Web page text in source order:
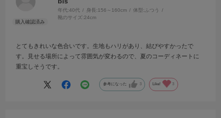
年代:40代 身長:156～160cm 体型: ふつう
靴のサイズ:24cm
とてもきれいな色合いです。生地もハリがあり、結びやすかったで
す。見せる場所によって雰囲気が変わるので、夏のコーディネートに
重宝しそうです。
参考になった 3 Like! 3